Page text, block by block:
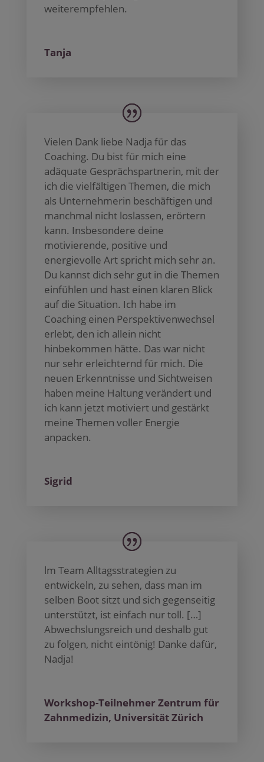
weiterempfehlen.
Tanja
Vielen Dank liebe Nadja für das
Coaching. Du bist für mich eine
adäquate Gesprächspartnerin, mit der
ich die vielfältigen Themen, die mich
als Unternehmerin beschäftigen und
manchmal nicht loslassen, erörtern
kann. Insbesondere deine
motivierende, positive und
energievolle Art spricht mich sehr an.
Du kannst dich sehr gut in die Themen
einfühlen und hast einen klaren Blick
auf die Situation. Ich habe im
Coaching einen Perspektivenwechsel
erlebt, den ich allein nicht
hinbekommen hätte. Das war nicht
nur sehr erleichternd für mich. Die
neuen Erkenntnisse und Sichtweisen
haben meine Haltung verändert und
ich kann jetzt motiviert und gestärkt
meine Themen voller Energie
anpacken.
Sigrid
lm Team Alltagsstrategien zu
entwickeln, zu sehen, dass man im
selben Boot sitzt und sich gegenseitig
unterstützt, ist einfach nur toll. […]
Abwechslungsreich und deshalb gut
zu folgen, nicht eintönig! Danke dafür,
Nadja!
Workshop-Teilnehmer Zentrum für
Zahnmedizin, Universität Zürich